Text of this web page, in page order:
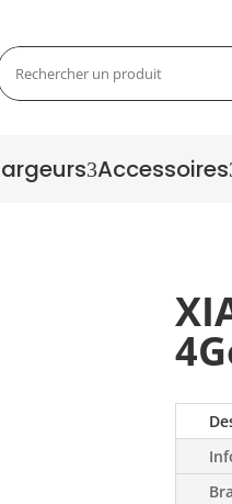
3Accessoires